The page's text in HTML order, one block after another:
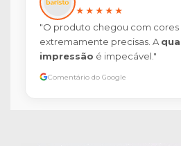
★★★★★
"O produto chegou com cores
extremamente precisas. A
impressão é impecável."
Comentário do Google